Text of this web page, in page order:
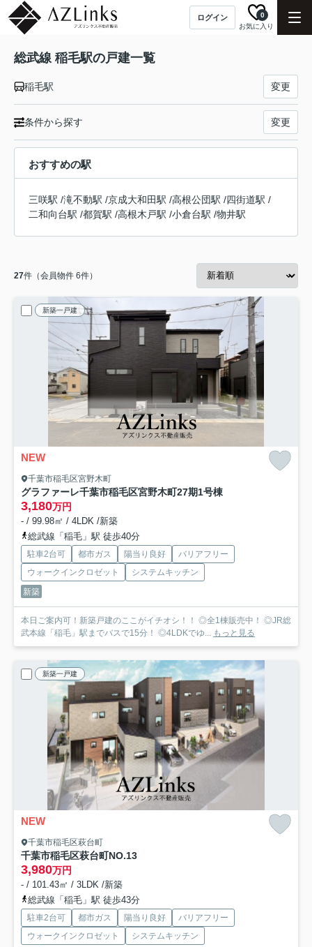
ログイン
お気に入り
0
総武線 稲毛駅の戸建一覧
稲毛駅 変更
条件から探す 変更
おすすめの駅
三咲駅 /滝不動駅 /京成大和田駅 /高根公団駅 /四街道駅 /
二和向台駅 /都賀駅 /高根木戸駅 /小倉台駅 /物井駅
27件（会員物件 6件）
新築一戸建
NEW
千葉市稲毛区宮野木町
グラファーレ千葉市稲毛区宮野木町27期1号棟
3,180万円
- / 99.98㎡ / 4LDK /新築
総武線「稲毛」駅 徒歩40分
駐車2台可 都市ガス 陽当り良好
バリアフリー
ウォークインクロゼット
システムキッチン
新築
本日ご案内可！新築戸建のここがイチオシ！！ ◎全1棟販売中！ ◎JR総
武本線「稲毛」駅までバスで15分！ ◎4LDKでゆ... もっと見る
新築一戸建
NEW
千葉市稲毛区萩台町
千葉市稲毛区萩台町NO.13
3,980万円
- / 101.43㎡ / 3LDK /新築
総武線「稲毛」駅 徒歩43分
駐車2台可 都市ガス 陽当り良好
バリアフリー
ウォークインクロゼット
システムキッチン